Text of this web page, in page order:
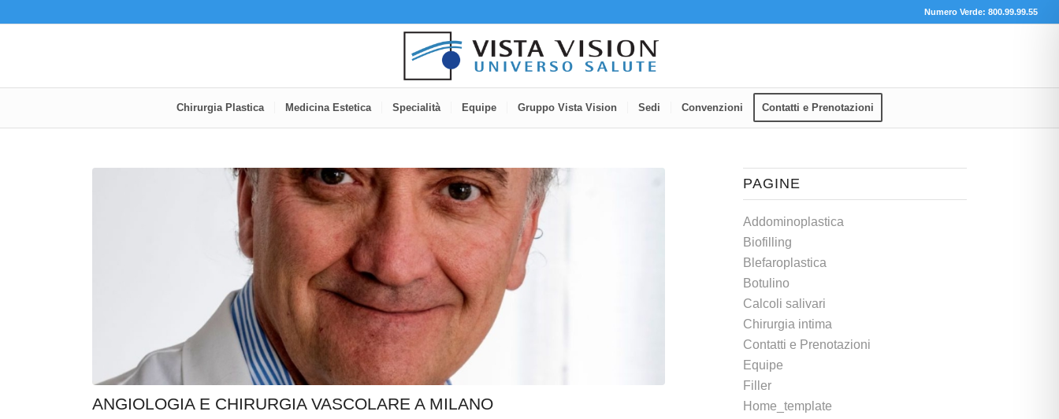
Numero Verde: 800.99.99.55
Chirurgia Plastica Medicina Estetica Specialità Equipe Gruppo Vista Vision Sedi Convenzioni Contatti e Prenotazioni
ANGIOLOGIA E CHIRURGIA VASCOLARE A MILANO
PAGINE
Addominoplastica
Biofilling
Blefaroplastica
Botulino
Calcoli salivari
Chirurgia intima
Contatti e Prenotazioni
Equipe
Filler
Home_template